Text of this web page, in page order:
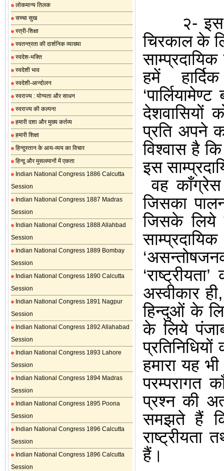
लोकमान्य तिलक
सच्चा सुख
स्त्री-शिक्षा
स्वतन्त्रता की दार्शनिक व्याख्या
स्वदेश-भक्ति
स्वदेशी भाव
स्वदेशी-आन्दोलन
स्वराज्य : योग्यता और साधन
स्वराज्य की कल्पना
हमारी दशा और मुख्य कर्तव्य
हमारी शिक्षा
हिन्दुस्तान के आय-व्यय का विचार
हिन्दू और मुसलमानों में एकता
Indian National Congress 1886 Calcutta
Session
Indian National Congress 1887 Madras
Session
Indian National Congress 1888 Allahbad
Session
Indian National Congress 1889 Bombay
Session
Indian National Congress 1890 Calcutta
Session
Indian National Congress 1891 Nagpur
Session
Indian National Congress 1892 Allahabad
Session
Indian National Congress 1893 Lahore
Session
Indian National Congress 1894 Madras
Session
Indian National Congress 1895 Poona
Session
Indian National Congress 1896 Calcutta
Session
Indian National Congress 1896 Calcutta
Session
२- इस
चिरकाल के
हमें
‘पार्लियामेण्ट
देशवासियों
प्रति अपने
विश्वास है
इस
वह
जिसका
जिसके लिये
‘राष्ट्रीयता’
अस्वीकार
हिन्दुओं के
के लिये
हमारा यह
परम्परागत
प्रश्न की
समझते हैं
हैं।